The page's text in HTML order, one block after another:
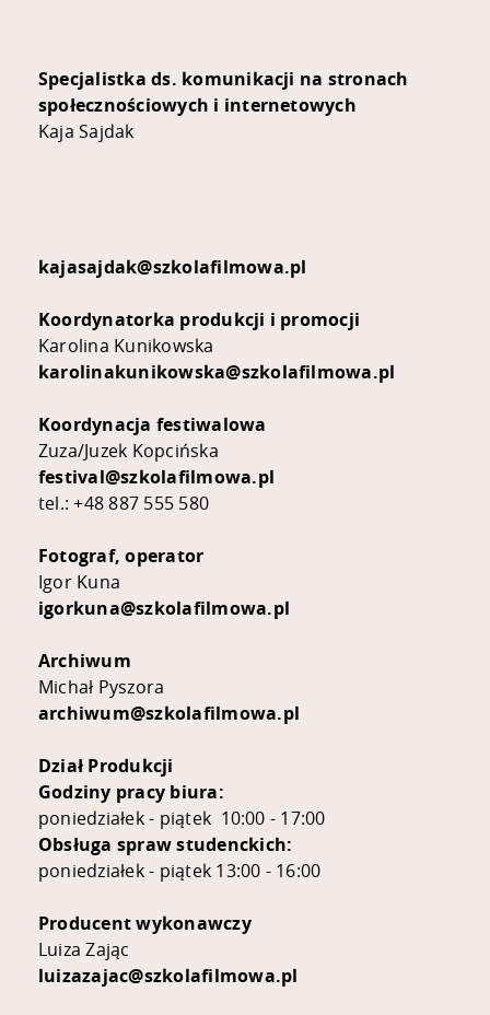
Specjalistka ds. komunikacji na stronach
społecznościowych i internetowych
Kaja Sajdak
kajasajdak@szkolafilmowa.pl
Koordynatorka produkcji i promocji
Karolina Kunikowska
karolinakunikowska@szkolafilmowa.pl
Koordynacja festiwalowa
Zuza/Juzek Kopcińska
festival@szkolafilmowa.pl
tel.: +48 887 555 580
Fotograf, operator
Igor Kuna
igorkuna@szkolafilmowa.pl
Archiwum
Michał Pyszora
archiwum@szkolafilmowa.pl
Dział Produkcji
Godziny pracy biura:
poniedziałek - piątek 10:00 - 17:00
Obsługa spraw studenckich:
poniedziałek - piątek 13:00 - 16:00
Producent wykonawczy
Luiza Zając
luizazajac@szkolafilmowa.pl